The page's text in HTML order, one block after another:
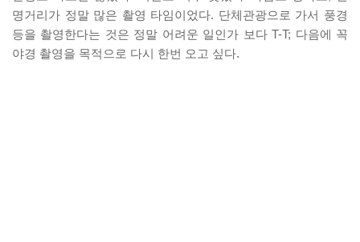
명거리가 정말 많은 촬영 타임이었다. 단체관광으로 가서 풍경
등을 촬영한다는 것은 정말 어려운 일인가 보다 T-T; 다음에 꼭
야경 촬영을 목적으로 다시 한번 오고 싶다.